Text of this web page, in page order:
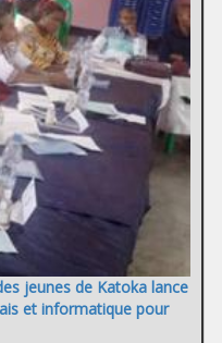
jeunes de Katoka lance
et informatique pour